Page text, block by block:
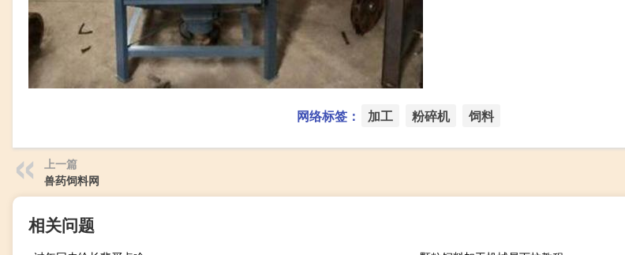
网络标签： 加工 粉碎机 饲料
上一篇
兽药饲料网
相关问题